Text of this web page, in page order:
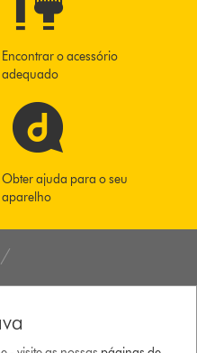
Encontrar o acessório
adequado
Obter ajuda para o seu
aparelho